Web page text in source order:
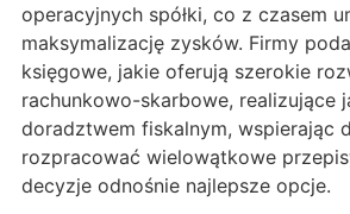
operacyjnych spółki, co z czasem
maksymalizację zysków. Firmy
księgowe, jakie oferują szerokie
rachunkowo-skarbowe, realizujące
doradztwem fiskalnym, wspierając
rozpracować wielowątkowe
decyzje odnośnie najlepsze opcje.